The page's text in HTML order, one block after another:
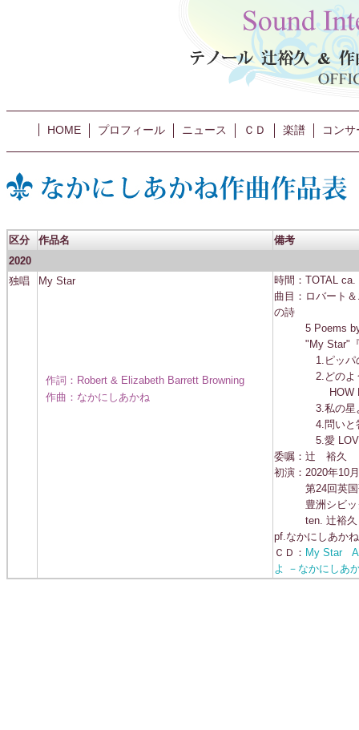
HOME プロフィール ニュース ＣＤ 楽譜 コン
区分 作品名
備考
2020
独唱
My Star
時間：TOTAL ca.
曲目：ロバート
の詩
5 Poems by
"My Star"
1.ピッパの
2.どのように
HOW DO I
3.私の星よ
4.問いと答え
5.愛
委嘱：辻 裕久
初演：2020年10
第24回英国歌
豊洲シビック
ten. 辻裕久
pf.なかにしあかね
ＣＤ： My Star
よ －なかにしあ
作詞：Robert & Elizabeth Barrett Browning
作曲：なかにしあかね